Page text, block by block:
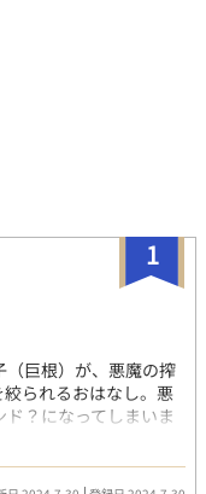
1
（巨根）が、悪魔の搾
られるおはなし。悪
？になってしまいま
責めあり。前立腺責